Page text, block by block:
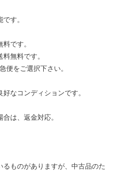
す。
です。
無料です。
便をご選択下さい。
なコンディションです。
は、返金対応。
ものがありますが、中古品のた